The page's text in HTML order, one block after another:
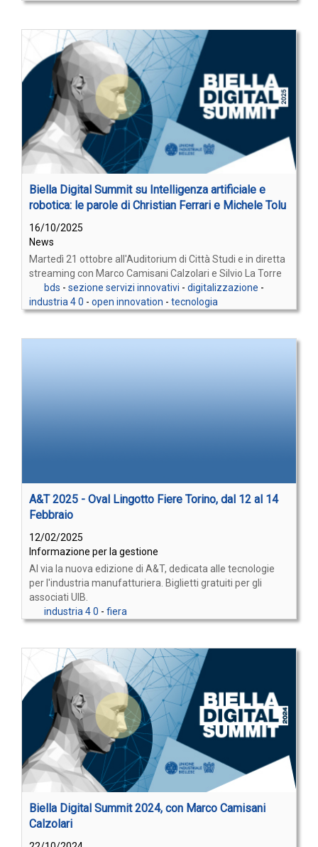
Biella Digital Summit su Intelligenza artificiale e
robotica: le parole di Christian Ferrari e Michele Tolu
16/10/2025
News
Martedì 21 ottobre all'Auditorium di Città Studi e in diretta
streaming con Marco Camisani Calzolari e Silvio La Torre
bds - sezione servizi innovativi - digitalizzazione -
industria 4 0 - open innovation - tecnologia
A&T 2025 - Oval Lingotto Fiere Torino, dal 12 al 14
Febbraio
12/02/2025
Informazione per la gestione
Al via la nuova edizione di A&T, dedicata alle tecnologie
per l'industria manufatturiera. Biglietti gratuiti per gli
associati UIB.
industria 4 0 - fiera
Biella Digital Summit 2024, con Marco Camisani
Calzolari